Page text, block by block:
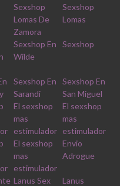
Sexshop
Lomas De
Zamora
Sexshop
Lomas
Sexshop En
Wilde
Sexshop
Sexshop En
Sarandi
Sexshop En
San Miguel
El sexshop
mas
estimulador
El sexshop
mas
estimulador
El sexshop
mas
estimulador
Envio
Adrogue
Lanus Sex
Lanus